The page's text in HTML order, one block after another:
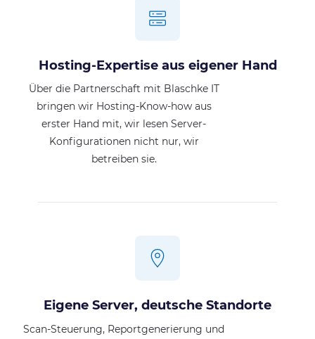
Hosting-Expertise aus eigener Hand
Über die Partnerschaft mit Blaschke IT
bringen wir Hosting-Know-how aus
erster Hand mit, wir lesen Server-
Konfigurationen nicht nur, wir
betreiben sie.
Eigene Server, deutsche Standorte
Scan-Steuerung, Reportgenerierung und